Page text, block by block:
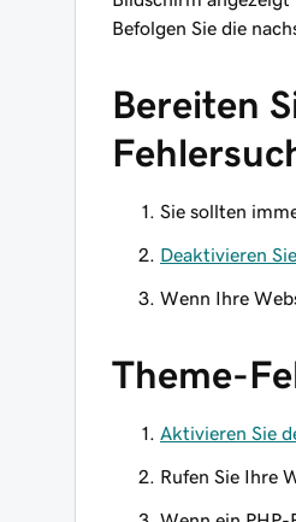
Befolgen Sie die
Bereiten
Sie sollten
Deaktivieren
Wenn Ihre
Theme-
Aktivieren Sie
Rufen Sie Ihre